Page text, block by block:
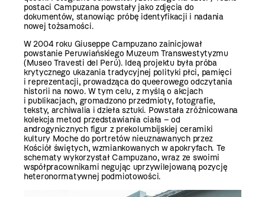
postaci Campuzana powstały jako zdjęcia do
dokumentów, stanowiąc próbę identyfikacji i nadania
nowej tożsamości.
W 2004 roku Giuseppe Campuzano zainicjował
powstanie Peruwiańskiego Muzeum Transwestytyzmu
(Museo Travesti del Perú). Ideą projektu była próba
krytycznego ukazania tradycyjnej polityki płci, pamięci
i reprezentacji, prowadząca do queerowego odczytania
historii na nowo. W tym celu, z myślą o akcjach
i publikacjach, gromadzono przedmioty, fotografie,
teksty, archiwalia i dzieła sztuki. Powstała zróżnicowana
kolekcja metod przedstawiania ciała – od
androgynicznych figur z prekolumbijskiej ceramiki
kultury Moche do portretów nieuznawanych przez
Kościół świętych, wzmiankowanych w apokryfach. Te
schematy wykorzystał Campuzano, wraz ze swoimi
współpracownikami negując uprzywilejowaną pozycję
heteronormatywnej podmiotowości.